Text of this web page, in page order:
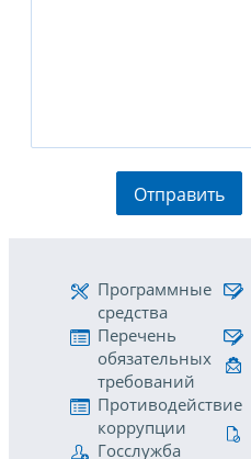
Отправить
Программные
средства
Перечень
обязательных
требований
Противодействие
коррупции
Госслужба